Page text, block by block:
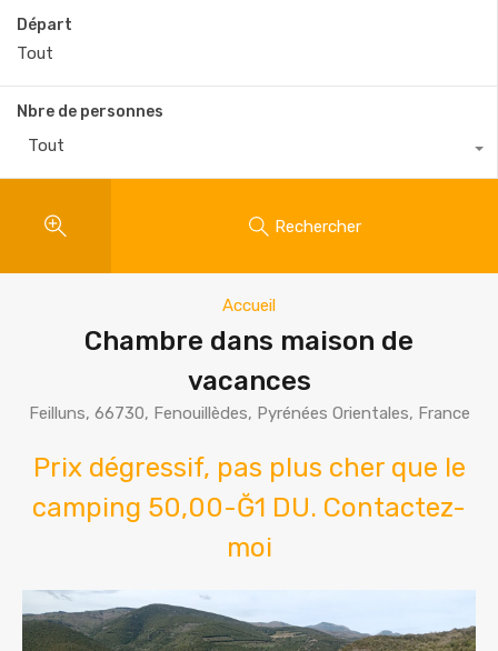
Départ
Nbre de personnes
Tout
Rechercher
Accueil
Chambre dans maison de
vacances
Feilluns, 66730, Fenouillèdes, Pyrénées Orientales, France
Prix dégressif, pas plus cher que le
camping 50,00-Ğ1 DU. Contactez-
moi